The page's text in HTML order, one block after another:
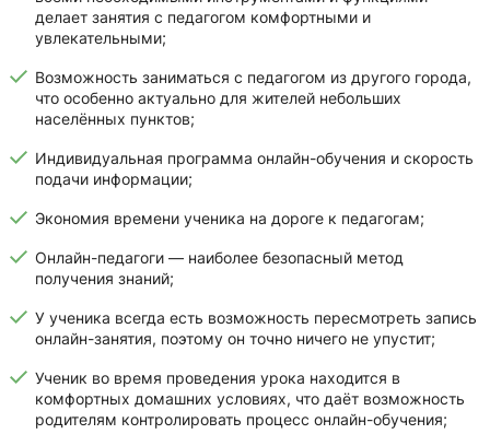
делает занятия с педагогом комфортными и
увлекательными;
Возможность заниматься с педагогом из другого города,
что особенно актуально для жителей небольших
населённых пунктов;
Индивидуальная программа онлайн-обучения и скорость
подачи информации;
Экономия времени ученика на дороге к педагогам;
Онлайн-педагоги — наиболее безопасный метод
получения знаний;
У ученика всегда есть возможность пересмотреть запись
онлайн-занятия, поэтому он точно ничего не упустит;
Ученик во время проведения урока находится в
комфортных домашних условиях, что даёт возможность
родителям контролировать процесс онлайн-обучения;